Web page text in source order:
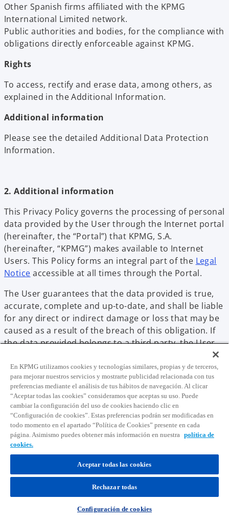
Other Spanish firms affiliated with the KPMG
International Limited network.
Public authorities and bodies, for the compliance with
obligations directly enforceable against KPMG.
Rights
To access, rectify and erase data, among others, as
explained in the Additional Information.
Additional information
Please see the detailed Additional Data Protection
Information.
2. Additional information
This Privacy Policy governs the processing of personal
data provided by the User through the Internet portal
(hereinafter, the “Portal”) that KPMG, S.A.
(hereinafter, “KPMG”) makes available to Internet
Users. This Policy forms an integral part of the Legal
Notice accessible at all times through the Portal.
The User guarantees that the data provided is true,
accurate, complete and up-to-date, and shall be liable
for any direct or indirect damage or loss that may be
caused as a result of the breach of this obligation. If
the data provided belongs to a third party, the User
guarantees that they have informed such third party
of the contents of this document and obtained their
authorisation to provide the third party’s data to
KPMG for the above purposes.
The Portal may offer functionalities for the sharing of
content via third-party applications, such as Facebook
or X (formerly Twitter). These applications may collect
and process information relating to the User’s
browsing history on the various websites. Any
personal information collected through these
applications may be used by third-party users of
these applications, and their interactions are subject
to the privacy policies of the companies providing the
En KPMG utilizamos cookies y tecnologías similares, propias y de terceros,
para mejorar nuestros servicios y mostrarte publicidad relacionada con tus
preferencias mediante el análisis de tus hábitos de navegación. Al clicar
“Aceptar todas las cookies” consideramos que aceptas su uso. Puede
cambiar la configuración del uso de cookies haciendo clic en
“Configuración de cookies”. Estas preferencias podrán ser modificadas en
todo momento en el apartado “Política de Cookies” presente en cada
página. Asimismo puedes obtener más información en nuestra política de
cookies.
Aceptar todas las cookies
Rechazar todas
Configuración de cookies